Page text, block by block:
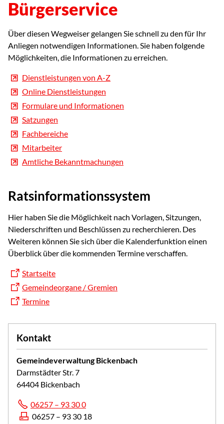
Bürgerservice
Über diesen Wegweiser gelangen Sie schnell zu den für Ihr
Anliegen notwendigen Informationen. Sie haben folgende
Möglichkeiten, die Informationen zu erreichen.
Dienstleistungen von A-Z
Online Dienstleistungen
Formulare und Informationen
Satzungen
Fachbereiche
Mitarbeiter
Amtliche Bekanntmachungen
Ratsinformationssystem
Hier haben Sie die Möglichkeit nach Vorlagen, Sitzungen,
Niederschriften und Beschlüssen zu recherchieren. Des
Weiteren können Sie sich über die Kalenderfunktion einen
Überblick über die kommenden Termine verschaffen.
Startseite
Gemeindeorgane / Gremien
Termine
Kontakt
Gemeindeverwaltung Bickenbach
Darmstädter Str. 7
64404 Bickenbach
06257 – 93 30 0
06257 – 93 30 18